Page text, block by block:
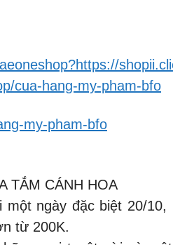
cua-hang-my-pham-bfo
my-pham-bfo
TẮM CÁNH HOA
ngày đặc biệt 20/
từ 200K.